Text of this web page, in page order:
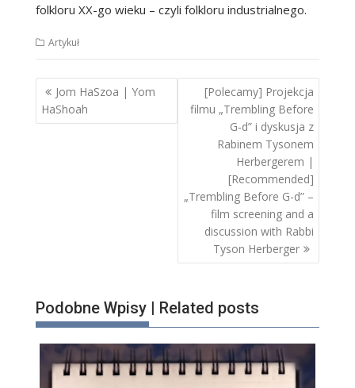
folkloru XX-go wieku – czyli folkloru industrialnego.
Artykuł
Nawigacja
wpisu
Jom HaSzoa | Yom
HaShoah
[Polecamy] Projekcja
filmu „Trembling Before
G-d” i dyskusja z
Rabinem Tysonem
Herbergerem |
[Recommended]
„Trembling Before G-d” –
film screening and a
discussion with Rabbi
Tyson Herberger
Podobne Wpisy | Related posts